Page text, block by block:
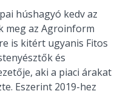
húshagyó kedv az
meg az Agroinform
is kitért ugyanis Fitos
és
aki a piaci árakat
Eszerint 2019-hez